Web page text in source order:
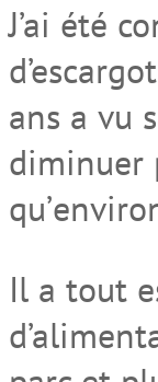
J’ai été
d’escargot
ans a vu
diminuer
qu’
Il a tout